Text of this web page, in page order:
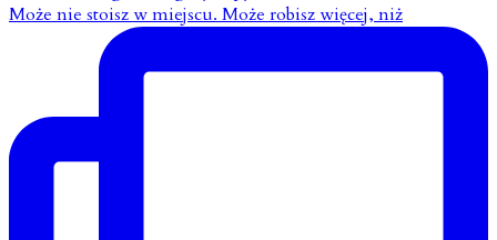
Może nie stoisz w miejscu. Może robisz więcej, niż